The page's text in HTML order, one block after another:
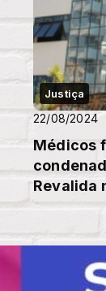
Justiça
22/08/2024
Médicos
Revalida